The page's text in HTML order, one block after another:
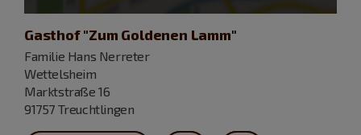
Gasthof "Zum Goldenen Lamm"
Familie Hans Nerreter
Wettelsheim
Marktstraße 16
91757 Treuchtlingen